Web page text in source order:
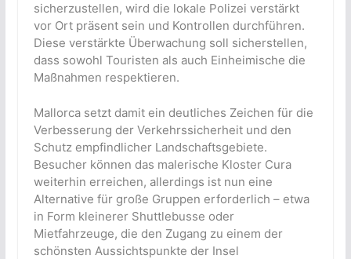
sicherzustellen, wird die lokale Polizei verstärkt
vor Ort präsent sein und Kontrollen durchführen.
Diese verstärkte Überwachung soll sicherstellen,
dass sowohl Touristen als auch Einheimische die
Maßnahmen respektieren.
Mallorca setzt damit ein deutliches Zeichen für die
Verbesserung der Verkehrssicherheit und den
Schutz empfindlicher Landschaftsgebiete.
Besucher können das malerische Kloster Cura
weiterhin erreichen, allerdings ist nun eine
Alternative für große Gruppen erforderlich – etwa
in Form kleinerer Shuttlebusse oder
Mietfahrzeuge, die den Zugang zu einem der
schönsten Aussichtspunkte der Insel